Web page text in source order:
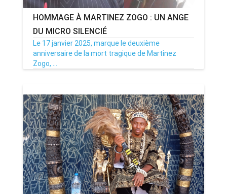
HOMMAGE À MARTINEZ ZOGO : UN ANGE
DU MICRO SILENCIÉ
Le 17 janvier 2025, marque le deuxième
anniversaire de la mort tragique de Martinez
Zogo, ...